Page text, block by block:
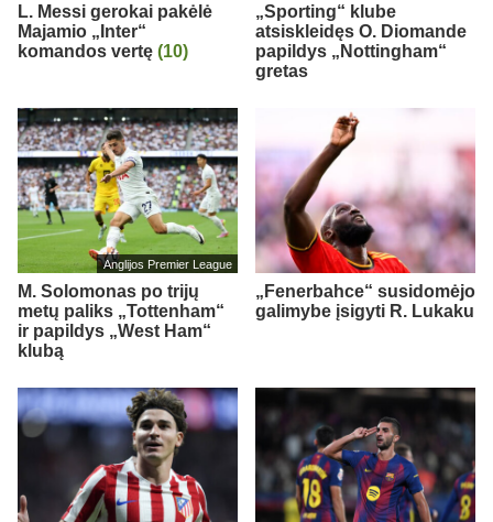
L. Messi gerokai pakėlė
Majamio „Inter“
komandos vertę (10)
„Sporting“ klube
atsiskleidęs O. Diomande
papildys „Nottingham“
gretas
Anglijos Premier League
M. Solomonas po trijų
metų paliks „Tottenham“
ir papildys „West Ham“
klubą
„Fenerbahce“ susidomėjo
galimybe įsigyti R. Lukaku